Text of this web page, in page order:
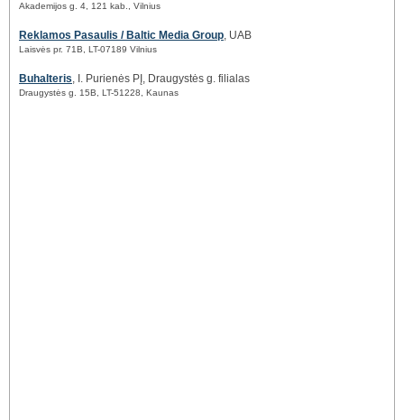
Akademijos g. 4, 121 kab., Vilnius
Reklamos Pasaulis / Baltic Media Group, UAB
Laisvės pr. 71B, LT-07189 Vilnius
Buhalteris, I. Purienės PĮ, Draugystės g. filialas
Draugystės g. 15B, LT-51228, Kaunas